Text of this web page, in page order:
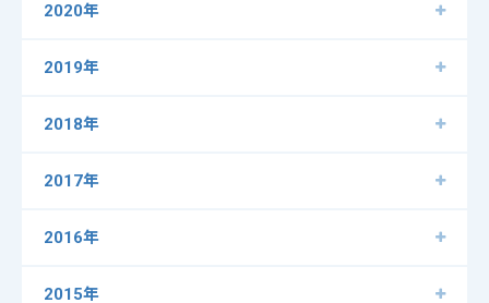
2020年
2019年
2018年
2017年
2016年
2015年